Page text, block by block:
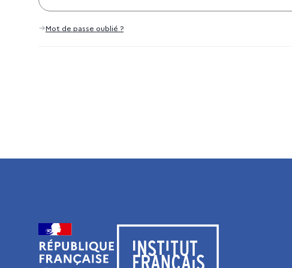
Mot de passe oublié ?
Visiter le site de l’Institut français